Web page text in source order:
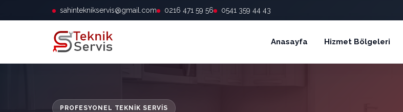
sahinteknikservis@gmail.com 0216 471 59 56 0541 359 44 43
Anasayfa Hizmet Bölgeleri
PROFESYONEL TEKNIK SERVIS